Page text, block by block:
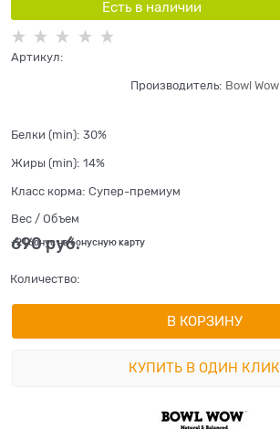
Есть в наличии
Артикул:
Производитель: Bowl Wow
Белки (min): 30%
Жиры (min): 14%
Класс корма: Супер-премиум
Вес / Объем
690 руб.
+21 бонус на бонусную карту
Количество:
В КОРЗИНУ
КУПИТЬ В ОДИН КЛИК